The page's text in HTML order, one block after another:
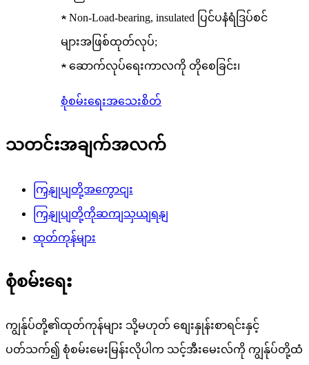
★ Non-Load-bearing, insulated ပြင်ပနံရံဒြပ်စင်
များအဖြစ်ထုတ်လုပ်;
★ ဆောက်လုပ်ရေးကာလကို တိုစေခြင်း၊
စုံစမ်းရေးအသေးစိတ်
သတင်းအချက်အလက်
ကြှနျုပျတို့အကွောငျး
ကြှနျုပျတို့ကိုဆကျသှယျရနျ
ထုတ်ကုန်များ
စုံစမ်းရေး
ကျွန်ုပ်တို့၏ထုတ်ကုန်များ သို့မဟုတ် စျေးနှုန်းစာရင်းနှင့်
ပတ်သက်၍ စုံစမ်းမေးမြန်းလိုပါက သင့်အီးမေးလ်ကို ကျွန်ုပ်တို့ထံ